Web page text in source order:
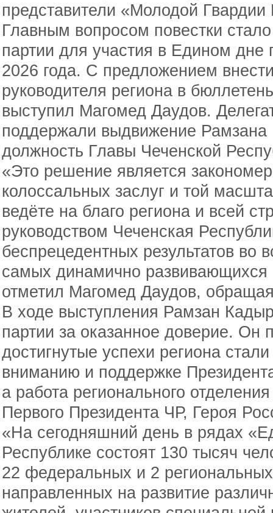
представители «Молодой
Главным вопросом повестки
партии для участия в Едином дне
2026 года. С предложением
руководителя региона в
выступил Магомед Даудов.
поддержали выдвижение
должность Главы Чеченской
«Это решение является
колоссальных заслуг и той
ведёте на благо региона и всей
руководством Чеченская
беспрецедентных результатов во
самых динамично
отметил Магомед Даудов,
В ходе выступления Рамзан
партии за оказанное доверие. Он
достигнутые успехи региона
вниманию и поддержке
а работа регионального
Первого Президента ЧР, Героя
«На сегодняшний день в рядах
Республике состоят 130 тысяч
22 федеральных и 2
направленных на развитие